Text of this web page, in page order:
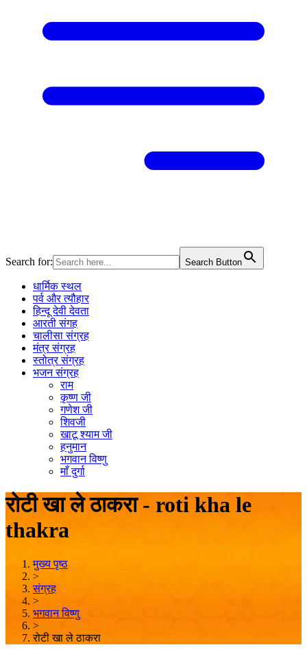
Search for: Search Button
धार्मिक स्थल
पर्व और त्यौहार
हिन्दू देवी देवता
आरती संगह
चालीसा संग्रह
मंत्र संग्रह
स्तोत्र संग्रह
भजन संग्रह
राम
कृष्ण जी
गणेश जी
शिवजी
खाटू श्याम जी
हनुमान
भगवान विष्णु
माँ दुर्गा
रोटी खा ले ठाकरा - roti kha le
thakra
मुख्य पृष्ठ
>
संग्रह
>
भगवान विष्णु
>
रोटी खा ले ठाकरा